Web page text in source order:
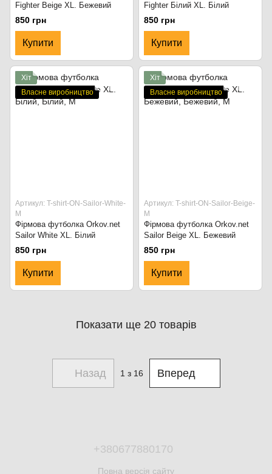
Fighter Beige XL. Бежевий
850 грн
Купити
Fighter Білий XL. Білий
850 грн
Купити
Хіт
Власне виробництво
Артикул: T-shirt-ON-Sailor-White-
M
Фірмова футболка Orkov.net
Sailor White XL. Білий
850 грн
Купити
Хіт
Власне виробництво
Артикул: T-shirt-ON-Sailor-Beige-
M
Фірмова футболка Orkov.net
Sailor Beige XL. Бежевий
850 грн
Купити
Показати ще 20 товарів
Назад 1 з 16 Вперед
+380677880170
Повна версія сайту